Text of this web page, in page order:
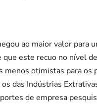
ao maior valor
este recuo no nível
menos otimistas para
das Indústrias
de empresa